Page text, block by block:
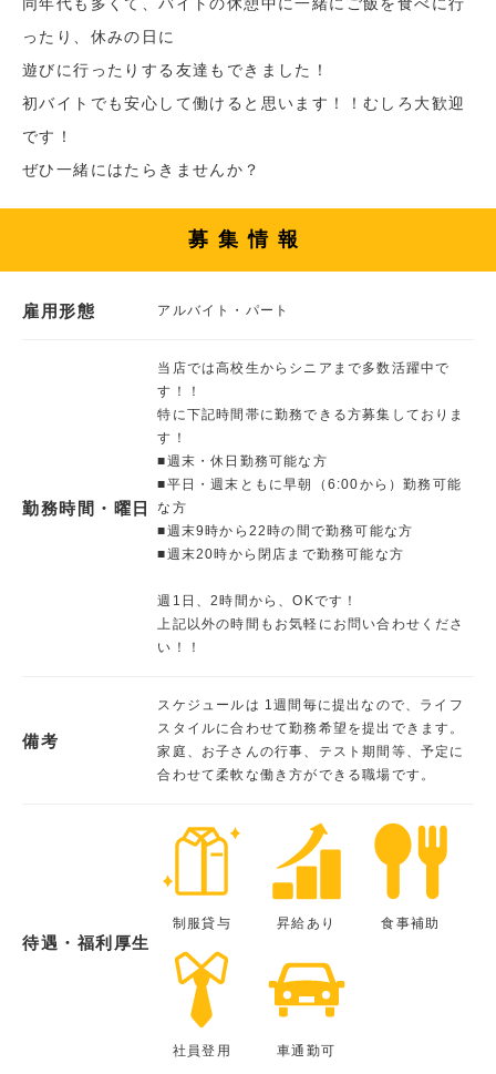
同年代も多くて、バイトの休憩中に一緒にご飯を食べに行
ったり、休みの日に
遊びに行ったりする友達もできました！
初バイトでも安心して働けると思います！！むしろ大歓迎
です！
ぜひ一緒にはたらきませんか？
募集情報
雇用形態 アルバイト・パート
勤務時間・曜日
当店では高校生からシニアまで多数活躍中で
す！！
特に下記時間帯に勤務できる方募集しておりま
す！
■週末・休日勤務可能な方
■平日・週末ともに早朝（6:00から）勤務可能
な方
■週末9時から22時の間で勤務可能な方
■週末20時から閉店まで勤務可能な方
週1日、2時間から、OKです！
上記以外の時間もお気軽にお問い合わせくださ
い！！
備考
スケジュールは 1週間毎に提出なので、ライフ
スタイルに合わせて勤務希望を提出できます。
家庭、お子さんの行事、テスト期間等、予定に
合わせて柔軟な働き方ができる職場です。
待遇・福利厚生
制服貸与 昇給あり 食事補助
社員登用 車通勤可